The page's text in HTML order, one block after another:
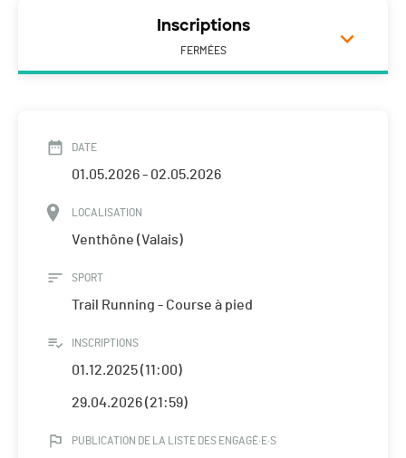
Inscriptions
FERMÉES
DATE
01.05.2026 - 02.05.2026
LOCALISATION
Venthône (Valais)
SPORT
Trail Running - Course à pied
INSCRIPTIONS
01.12.2025 (11:00)
29.04.2026 (21:59)
PUBLICATION DE LA LISTE DES ENGAGÉ·E·S